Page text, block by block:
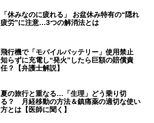
「休みなのに疲れる」 お盆休み特有の“隠れ
疲労”に注意…3つの解消法とは
飛行機で「モバイルバッテリー」使用禁止
知らずに充電し“発火”したら巨額の賠償責
任？【弁護士解説】
夏の旅行と重なる…「生理」どう乗り切
る？ 月経移動の方法＆鎮痛薬の適切な使い
方とは【医師に聞く】